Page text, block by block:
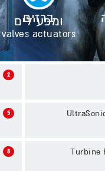
ברזים
ומפעילים
valves actuators
2
5
8